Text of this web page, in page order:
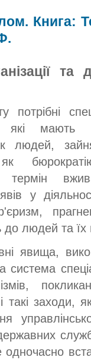
Книга:
та
які мають
людей,
як
термін
у
до людей та їх
явища,
система
такі заходи,
одночасно